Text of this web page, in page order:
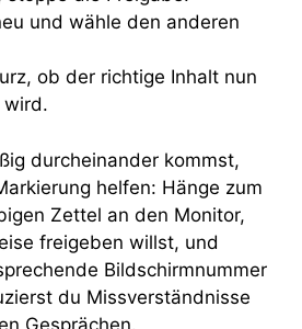
und wähle den anderen
ob der richtige Inhalt nun
wird.
durcheinander kommst,
helfen: Hänge zum
Zettel an den Monitor,
freigeben willst, und
Bildschirmnummer
du Missverständnisse
Gesprächen.